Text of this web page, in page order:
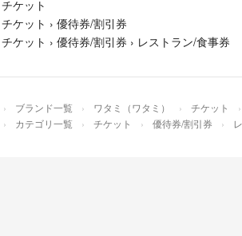
チケット
チケット › 優待券/割引券
チケット › 優待券/割引券 › レストラン/食事券
ブランド一覧 ワタミ（ワタミ） チケット
カテゴリ一覧 チケット 優待券/割引券